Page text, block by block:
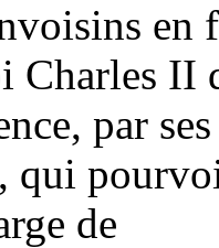
en
Charles II
par
qui
de